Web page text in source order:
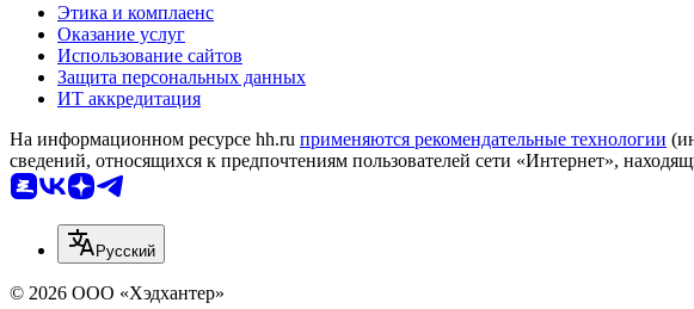
Этика и комплаенс
Оказание услуг
Использование сайтов
Защита персональных данных
ИТ аккредитация
На информационном ресурсе hh.ru применяются рекомендательные технологии
сведений, относящихся к предпочтениям пользователей сети «Интернет»,
Русский
© 2026 ООО «Хэдхантер»